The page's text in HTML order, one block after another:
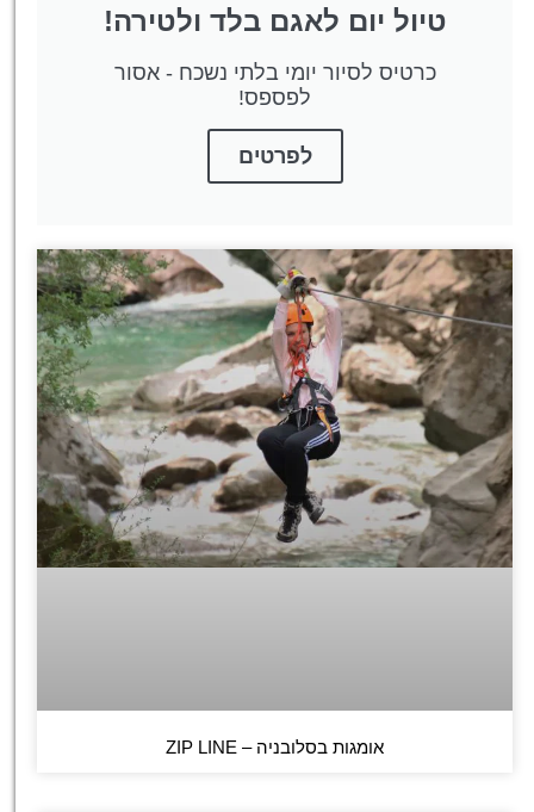
טיול יום לאגם בלד ולטירה!
כרטיס לסיור יומי בלתי נשכח - אסור
לפספס!
לפרטים
אומגות בסלובניה – ZIP LINE